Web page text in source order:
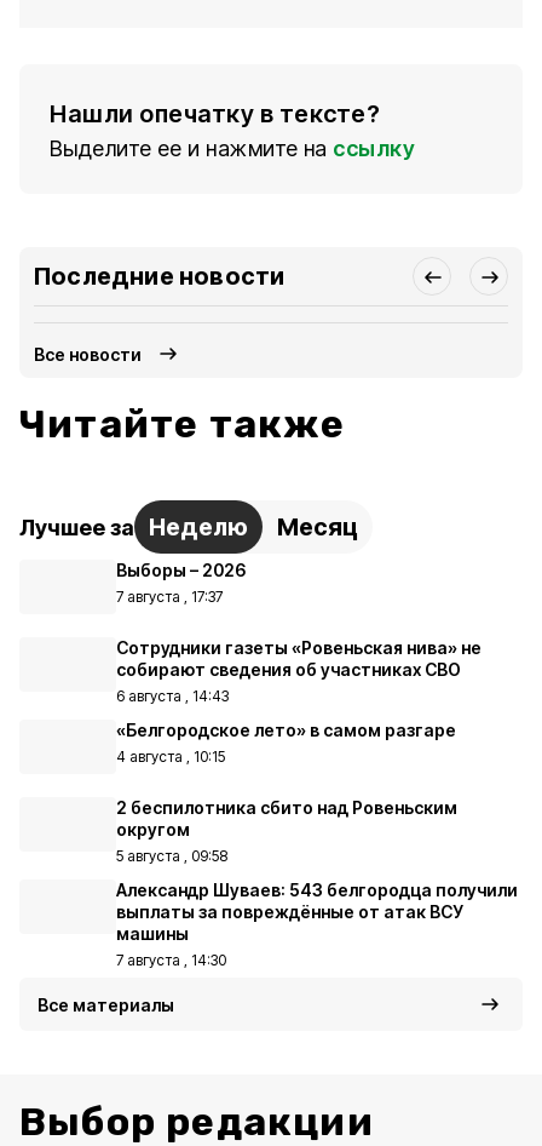
Нашли опечатку в тексте?
Выделите ее и нажмите на ссылку
Последние новости
Все новости
Читайте также
Лучшее за Неделю Месяц
Выборы – 2026
7 августа , 17:37
Сотрудники газеты «Ровеньская нива» не
собирают сведения об участниках СВО
6 августа , 14:43
«Белгородское лето» в самом разгаре
4 августа , 10:15
2 беспилотника сбито над Ровеньским
округом
5 августа , 09:58
Александр Шуваев: 543 белгородца получили
выплаты за повреждённые от атак ВСУ
машины
7 августа , 14:30
Все материалы
Выбор редакции